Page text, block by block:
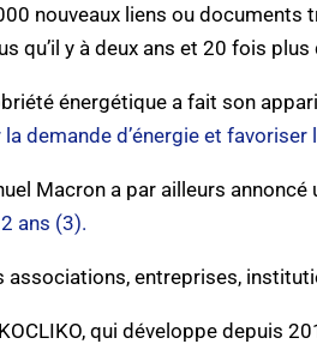
nouveaux liens ou
qu’il y à deux ans et 20 fois plus
énergétique a fait son
demande d’énergie et
Macron a par ailleurs
ans (3).
associations, entreprises,
KOCLIKO, qui développe depuis